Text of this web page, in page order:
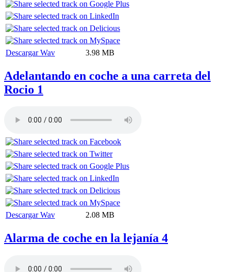
Descargar Wav 3.98 MB
Adelantando en coche a una carreta del
Rocio 1
Descargar Wav 2.08 MB
Alarma de coche en la lejanía 4